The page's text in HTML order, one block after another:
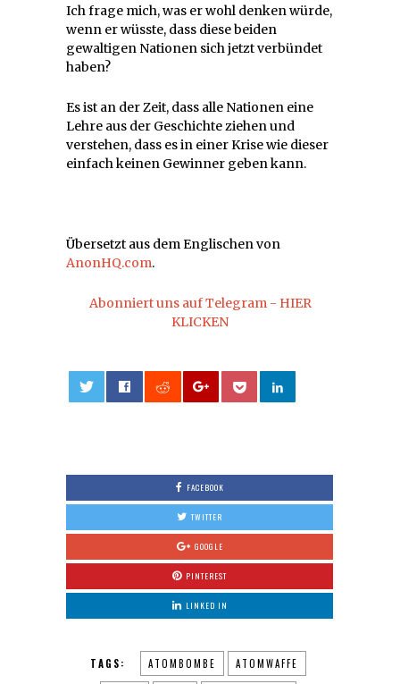
Ich frage mich, was er wohl denken würde,
wenn er wüsste, dass diese beiden
gewaltigen Nationen sich jetzt verbündet
haben?
Es ist an der Zeit, dass alle Nationen eine
Lehre aus der Geschichte ziehen und
verstehen, dass es in einer Krise wie dieser
einfach keinen Gewinner geben kann.
Übersetzt aus dem Englischen von
AnonHQ.com.
Abonniert uns auf Telegram - HIER
KLICKEN
FACEBOOK
TWITTER
GOOGLE
PINTEREST
LINKED IN
TAGS: ATOMBOMBE ATOMWAFFE